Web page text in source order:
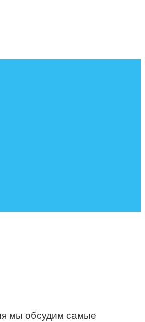
мы обсудим самые